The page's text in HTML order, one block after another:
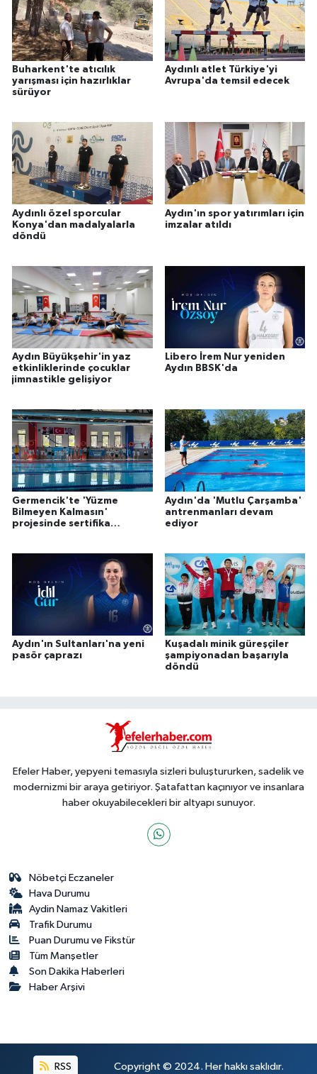
Buharkent'te atıcılık
yarışması için hazırlıklar
sürüyor
Aydınlı atlet Türkiye'yi
Avrupa'da temsil edecek
Aydınlı özel sporcular
Konya'dan madalyalarla
döndü
Aydın'ın spor yatırımları için
imzalar atıldı
Aydın Büyükşehir'in yaz
etkinliklerinde çocuklar
jimnastikle gelişiyor
Libero İrem Nur yeniden
Aydın BBSK'da
Germencik'te 'Yüzme
Bilmeyen Kalmasın'
projesinde sertifika
Aydın'da 'Mutlu Çarşamba'
antrenmanları devam
ediyor
Aydın'ın Sultanları'na yeni
pasör çaprazı
Kuşadalı minik güreşçiler
şampiyonadan başarıyla
döndü
Efeler Haber, yepyeni temasıyla sizleri buluştururken, sadelik ve
modernizmi bir araya getiriyor. Şatafattan kaçınıyor ve insanlara
haber okuyabilecekleri bir altyapı sunuyor.
Nöbetçi Eczaneler
Hava Durumu
Aydin Namaz Vakitleri
Trafik Durumu
Puan Durumu ve Fikstür
Tüm Manşetler
Son Dakika Haberleri
Haber Arşivi
RSS Copyright © 2024. Her hakkı saklıdır.